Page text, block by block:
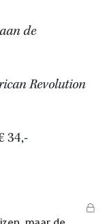
de
Revolution
34,-